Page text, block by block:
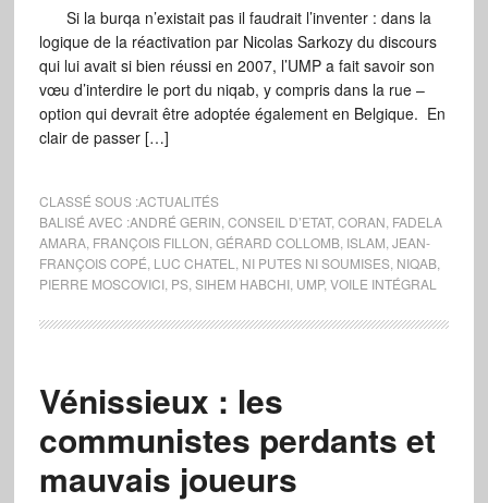
Si la burqa n’existait pas il faudrait l’inventer : dans la
logique de la réactivation par Nicolas Sarkozy du discours
qui lui avait si bien réussi en 2007, l’UMP a fait savoir son
vœu d’interdire le port du niqab, y compris dans la rue –
option qui devrait être adoptée également en Belgique. En
clair de passer […]
CLASSÉ SOUS :ACTUALITÉS
BALISÉ AVEC :ANDRÉ GERIN CONSEIL D’ETAT, CORAN FADELA
AMARA, FRANÇOIS FILLON GÉRARD COLLOMB, ISLAM JEAN-
FRANÇOIS COPÉ LUC CHATEL NI PUTES NI SOUMISES, NIQAB,
PIERRE MOSCOVICI, PS, SIHEM HABCHI, UMP, VOILE INTÉGRAL
Vénissieux : les
communistes perdants et
mauvais joueurs